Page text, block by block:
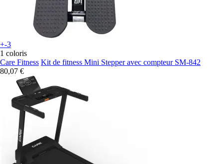
+-3
1 coloris
Care Fitness Kit de fitness Mini Stepper avec compteur SM-842
80,07 €